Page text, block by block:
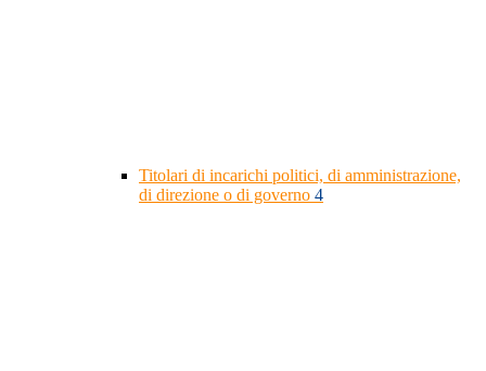
Titolari di incarichi politici, di amministrazione,
di direzione o di governo 4